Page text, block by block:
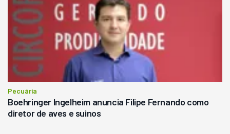
Pecuária
Boehringer Ingelheim anuncia Filipe Fernando como
diretor de aves e suinos